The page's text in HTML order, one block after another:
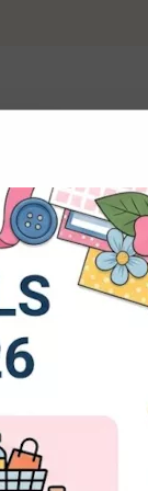
nos
non
Vous
à droite